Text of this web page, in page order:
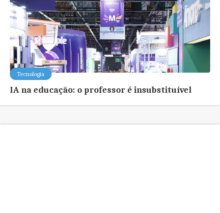
Tecnologia
IA na educação: o professor é insubstituível